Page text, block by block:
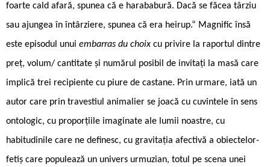
foarte cald afară, spunea că e harababură. Dacă se făcea târziu
sau ajungea în întârziere, spunea că era heirup.“ Magnific însă
este episodul unui embarras du choix cu privire la raportul dintre
preț, volum/ cantitate și numărul posibil de invitați la masă care
implică trei recipiente cu piure de castane. Prin urmare, iată un
autor care prin travestiul animalier se joacă cu cuvintele în sens
ontologic, cu proporțiile imaginate ale lumii noastre, cu
habitudinile care ne definesc, cu gravitația afectivă a obiectelor-
fetiș care populează un univers urmuzian, totul pe scena unei